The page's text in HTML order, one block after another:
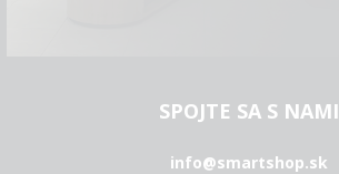
SPOJTE SA S NAMI
info@smartshop.sk